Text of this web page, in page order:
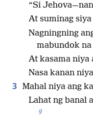
“Si
At suminag
Nagningning
mabundok
At kasama niya
Nasa kanan
3 Mahal niya ang
Lahat ng banal
g